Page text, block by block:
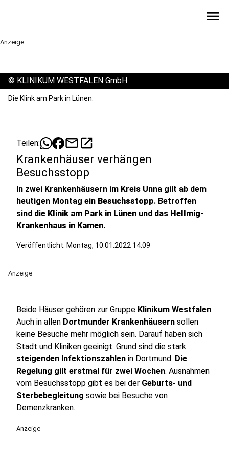
menu
Anzeige
© KLINIKUM WESTFALEN GmbH
Die Klink am Park in Lünen.
Teilen: mailopen_in_new
Krankenhäuser verhängen
Besuchsstopp
In zwei Krankenhäusern im Kreis Unna gilt ab dem
heutigen Montag ein Besuchsstopp. Betroffen
sind die Klinik am Park in Lünen und das Hellmig-
Krankenhaus in Kamen.
Veröffentlicht: Montag, 10.01.2022 14:09
Anzeige
Beide Häuser gehören zur Gruppe Klinikum Westfalen.
Auch in allen Dortmunder Krankenhäusern sollen
keine Besuche mehr möglich sein. Darauf haben sich
Stadt und Kliniken geeinigt. Grund sind die stark
steigenden Infektionszahlen in Dortmund. Die
Regelung gilt erstmal für zwei Wochen. Ausnahmen
vom Besuchsstopp gibt es bei der Geburts- und
Sterbebegleitung sowie bei Besuche von
Demenzkranken.
Anzeige